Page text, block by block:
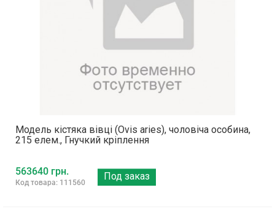
Модель кістяка вівці (Ovis aries), чоловіча особина,
215 елем., Гнучкий кріплення
563640 грн.
Код товара: 111560
Под заказ